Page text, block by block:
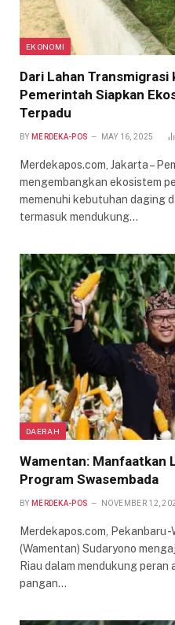
EKONOMI
Dari Lahan Transmigrasi
Pemerintah Siapkan
Terpadu
BY MERDEKA-POS MAY 16, 2025
Merdekapos.com, Jakarta –
mengembangkan ekosistem
memenuhi kebutuhan daging
termasuk mendukung…
DAERAH
Wamentan: Manfaatkan
Program Swasembada
BY MERDEKA-POS NOVEMBER 12,
Merdekapos.com, Pekanbaru
(Wamentan) Sudaryono
Riau dalam mendukung
pangan…